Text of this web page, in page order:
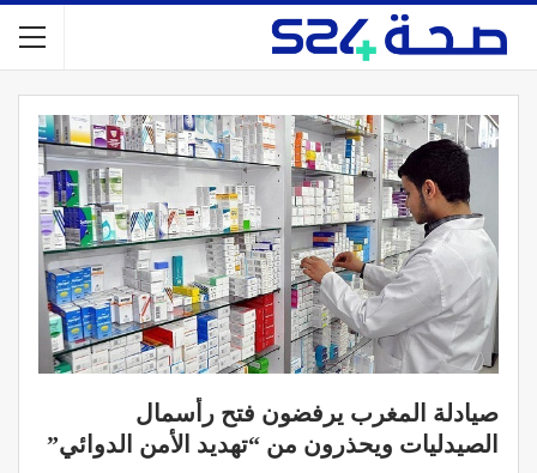
صيادلة المغرب يرفضون فتح رأسمال
الصيدليات ويحذرون من “تهديد الأمن الدوائي”